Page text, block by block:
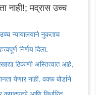
नाही!; मद्रास उच्च
न्यायालयाने नुकताच
निर्णय दिला.
ठिकाणी अस्तित्वात आहे,
येणार नाही. वक्फ बोर्डाने